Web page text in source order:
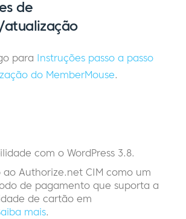
de
atualização
para Instruções passo a passo
do MemberMouse.
com o WordPress 3.8.
Authorize.net CIM como um
de pagamento que suporta a
de cartão em
mais.